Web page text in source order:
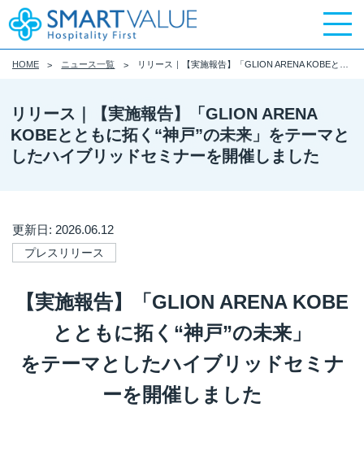
HOME ニュース一覧
リリース｜【実施報告】「GLION ARENA
KOBEとともに拓く“神戸”の未来」をテーマと
したハイブリッドセミナーを開催しました
更新日: 2026.06.12
プレスリリース
【実施報告】「GLION ARENA KOBE
とともに拓く “神戸”の未来」
をテーマとしたハイブリッドセミナ
ーを開催しました